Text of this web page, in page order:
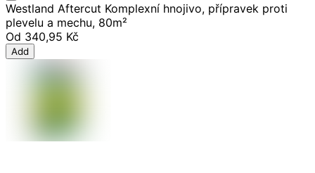
Westland Aftercut Komplexní hnojivo, přípravek proti
plevelu a mechu, 80m²
Od 340,95 Kč
Add